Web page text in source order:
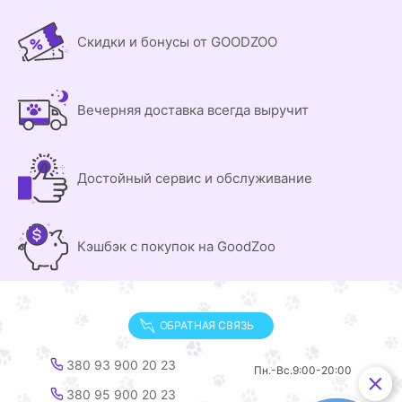
Скидки и бонусы от GOODZOO
Вечерняя доставка всегда выручит
Достойный сервис и обслуживание
Кэшбэк с покупок на GoodZoo
ОБРАТНАЯ СВЯЗЬ
380 93 900 20 23
380 95 900 20 23
Пн.-Вс.9:00-20:00